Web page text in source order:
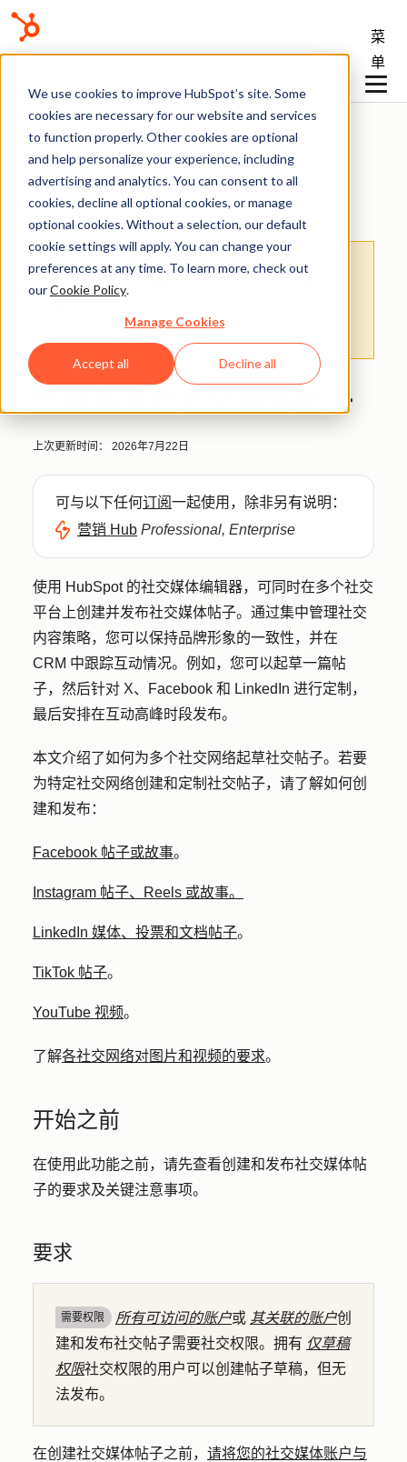
We use cookies to improve HubSpot’s site. Some
cookies are necessary for our website and services
to function properly. Other cookies are optional
and help personalize your experience, including
advertising and analytics. You can consent to all
cookies, decline all optional cookies, or manage
optional cookies. Without a selection, our default
cookie settings will apply. You can change your
preferences at any time. To learn more, check out
ourCookie Policy.
Manage Cookies
Accept all Decline all
菜
单
知识库
社交
请注意： ：本文仅为方便您阅读而提供。
由翻译软件自动翻译，可能未经校对。本文的
创建并发布社交媒体帖子
上次更新时间： 2026年7月22日
可与以下任何订阅一起使用，除非另有说明：
营销 Hub Professional, Enterprise
使用 HubSpot 的社交媒体编辑器，可同时在多个社交
平台上创建并发布社交媒体帖子。通过集中管理社交
内容策略，您可以保持品牌形象的一致性，并在
CRM 中跟踪互动情况。例如，您可以起草一篇帖
子，然后针对 X、Facebook 和 LinkedIn 进行定制，
最后安排在互动高峰时段发布。
本文介绍了如何为多个社交网络起草社交帖子。若要
为特定社交网络创建和定制社交帖子，请了解如何创
建和发布：
Facebook 帖子或故事。
Instagram 帖子、Reels 或故事。
LinkedIn 媒体、投票和文档帖子。
TikTok 帖子。
YouTube 视频。
了解各社交网络对图片和视频的要求。
开始之前
在使用此功能之前，请先查看创建和发布社交媒体帖
子的要求及关键注意事项。
要求
需要权限 所有可访问的账户或 其关联的账户创
建和发布社交帖子需要社交权限。拥有 仅草稿
权限社交权限的用户可以创建帖子草稿，但无
法发布。
在创建社交媒体帖子之前， 请将您的社交媒体账户与